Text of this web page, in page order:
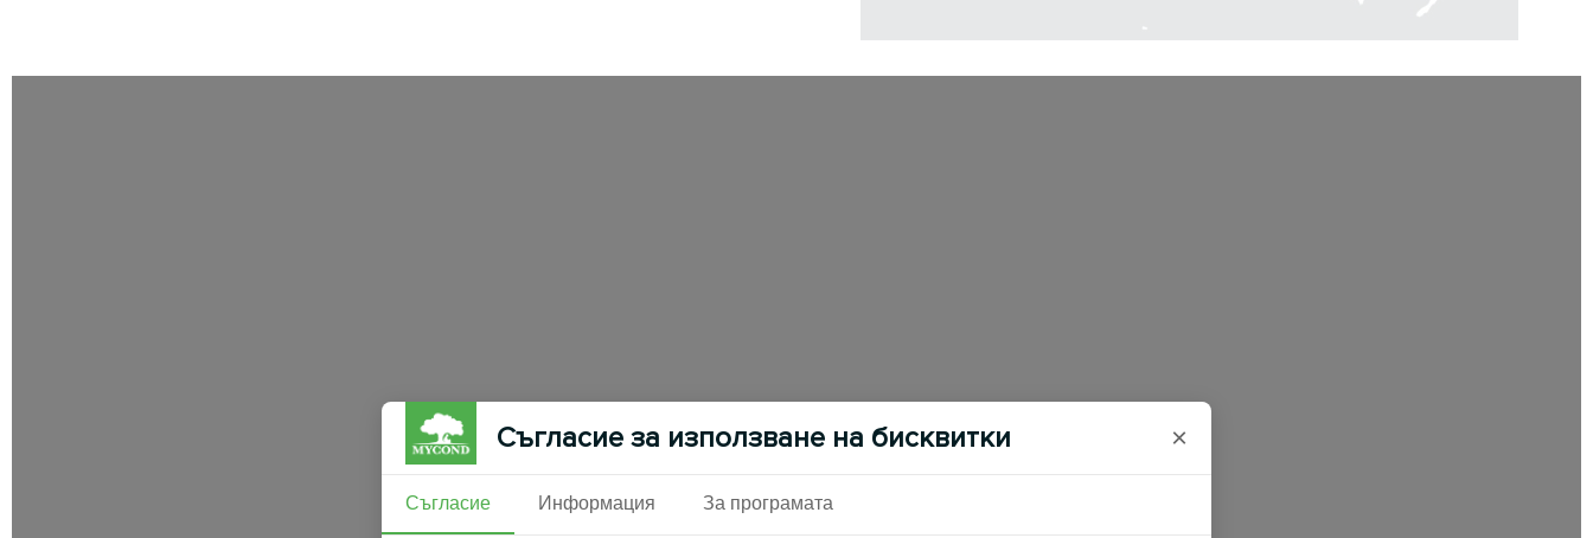
Съгласие за използване на бисквитки ×
Съгласие Информация За програмата